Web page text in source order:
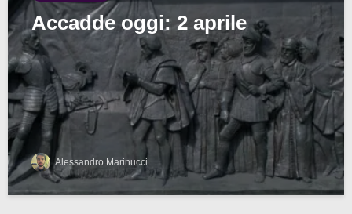
Accadde oggi: 2 aprile
Alessandro Marinucci